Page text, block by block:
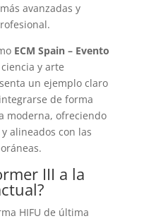
avanzadas y
ECM Spain – Evento
y arte
un ejemplo claro
de forma
moderna, ofreciendo
alineados con las
III a la
HIFU de última